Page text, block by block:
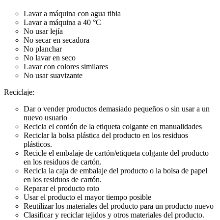
Lavar a máquina con agua tibia
Lavar a máquina a 40 °C
No usar lejía
No secar en secadora
No planchar
No lavar en seco
Lavar con colores similares
No usar suavizante
Reciclaje:
Dar o vender productos demasiado pequeños o sin usar a un
nuevo usuario
Recicla el cordón de la etiqueta colgante en manualidades
Reciclar la bolsa plástica del producto en los residuos
plásticos.
Recicle el embalaje de cartón/etiqueta colgante del producto
en los residuos de cartón.
Recicla la caja de embalaje del producto o la bolsa de papel
en los residuos de cartón.
Reparar el producto roto
Usar el producto el mayor tiempo posible
Reutilizar los materiales del producto para un producto nuevo
Clasificar y reciclar tejidos y otros materiales del producto.